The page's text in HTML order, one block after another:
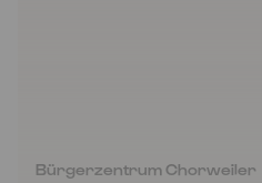
Bürgerzentrum Chorweiler